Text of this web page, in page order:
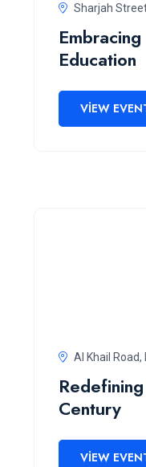
Sharjah
Education
VIEW
Al Khail Road,
Century
VIEW